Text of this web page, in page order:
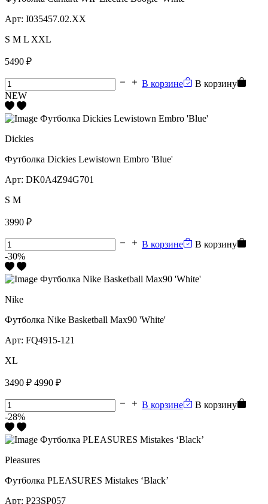
Арт: I035457.02.XX
S M L XXL
5490 ₽
В корзине
В корзину
NEW
Dickies
Футболка Dickies Lewistown Embro 'Blue'
Арт: DK0A4Z94G701
S M
3990 ₽
В корзине
В корзину
-30%
Nike
Футболка Nike Basketball Max90 'White'
Арт: FQ4915-121
XL
3490 ₽ 4990 ₽
В корзине
В корзину
-28%
Pleasures
Футболка PLEASURES Mistakes ‘Black’
Арт: P23SP057